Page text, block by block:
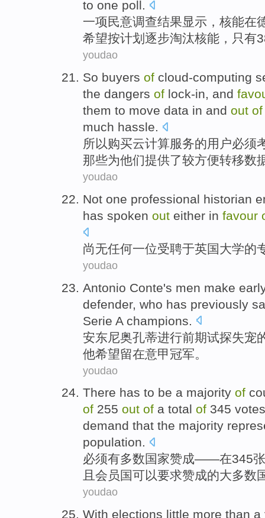
to one poll.
一项民意调查结果显示， 核能在
希望按计划 逐步淘汰核能， 只有
youdao
So buyers of cloud-computing
the dangers of lock-in, and
them to move data in and out of
much hassle.
所以购买云计算服务的用户必须
那些为他们提供了较方便转移数
youdao
Not one professional historian
has spoken out either in favour
尚无任何一位受聘于英国大学的
youdao
Antonio Conte's men make
defender, who has previously
Serie A champions
安东尼奥孔蒂进行前期试探失宠
他希望留在意甲 冠军。
youdao
There has to be a majority of
of 255 out of a total of 345 votes
demand that the majority
population.
必须有多数国家赞成——在345张
且 会员国可以要求赞成的大多数
youdao
With elections little more than a